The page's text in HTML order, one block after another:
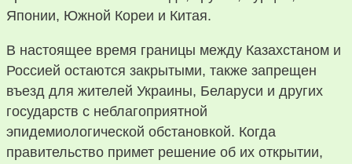
Японии, Южной Кореи и Китая.
В настоящее время границы между Казахстаном и
Россией остаются закрытыми, также запрещен
въезд для жителей Украины, Беларуси и других
государств с неблагоприятной
эпидемиологической обстановкой. Когда
правительство примет решение об их открытии,